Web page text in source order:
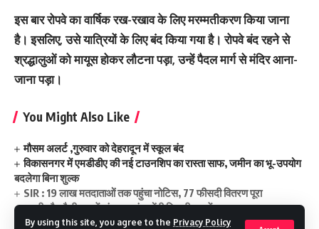
By using this site, you agree to the Privacy Policy
इस बार रोपवे का वार्षिक रख-रखाव के लिए मरम्मतीकरण किया जाना
है। इसलिए, उसे यात्रियों के लिए बंद किया गया है। रोपवे बंद रहने से
श्रद्धालुओं को मायूस होकर लौटना पड़ा, उन्हें पैदल मार्ग से मंदिर आना-
जाना पड़ा।
You Might Also Like
मौसम अलर्ट ,गुरुवार को देहरादून में स्कूल बंद
विकासनगर में एमडीडीए की नई टाउनशिप का रास्ता साफ, जमीन का भू-उपयोग
बदलेगा बिना शुल्क
SIR : 19 लाख मतदाताओं तक पहुंचा नोटिस, 77 फीसदी वितरण पूरा
मसूरी और नैनीताल में अंडरग्राउंड होंगी बिजली लाइनें
दवा बनाना होगा सस्ता, IIT रुड़की की नई तकनीक से हरित रसायन को मिलेगी